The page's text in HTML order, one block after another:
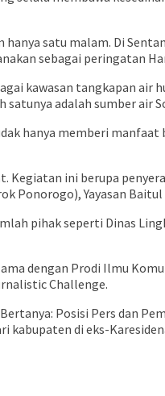
satu malam. Di
sebagai peringatan
kawasan tangkapan
adalah sumber air
hanya memberi
ini berupa
Ponorogo), Yayasan
pihak seperti Dinas
dengan Prodi Ilmu
Challenge.
Posisi Pers dan
kabupaten di eks-